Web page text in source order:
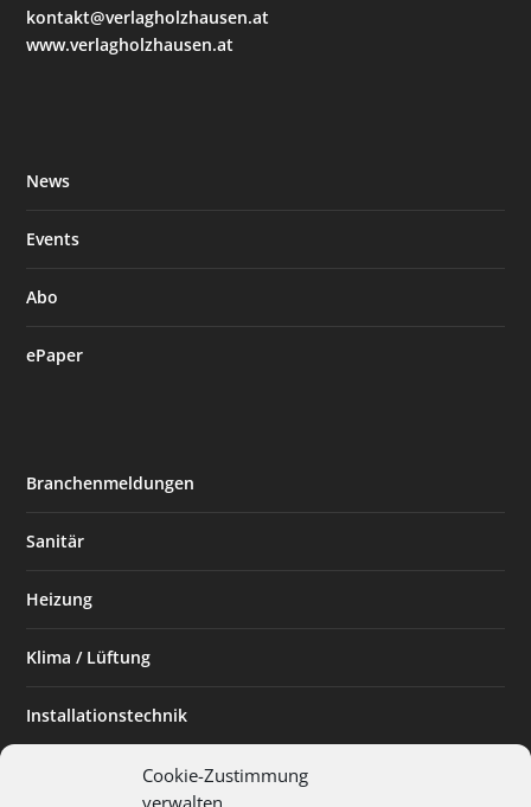
Cookie-Zustimmung
kontakt@verlagholzhausen.at
www.verlagholzhausen.at
News
Events
Abo
ePaper
Branchenmeldungen
Sanitär
Heizung
Klima / Lüftung
Installationstechnik
Planen & Bauen